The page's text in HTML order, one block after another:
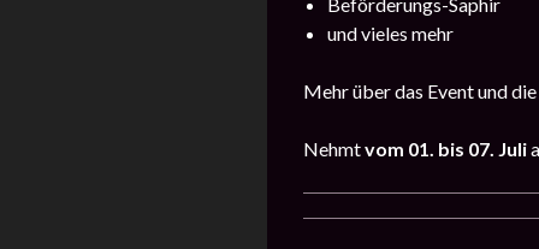
und vieles mehr
Mehr über das Event und
Nehmtvom 01. bis 07. Juli